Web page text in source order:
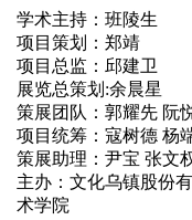
学术主持：班陵生
项目策划：郑靖
项目总监：邱建卫
展览总策划:余晨星
策展团队：郭耀先 阮
项目统筹：寇树德 杨
策展助理：尹宝 张文
主办：文化乌镇股份
术学院